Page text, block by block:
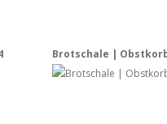
Brotschale |